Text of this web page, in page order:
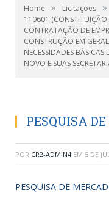
Home » Licitações »
110601 (CONSTITUIÇÃO
CONTRATAÇÃO DE
CONSTRUÇÃO EM
NECESSIDADES
NOVO E SUAS
PESQUISA
POR CR2-ADMIN4 EM 5 DE
PESQUISA DE